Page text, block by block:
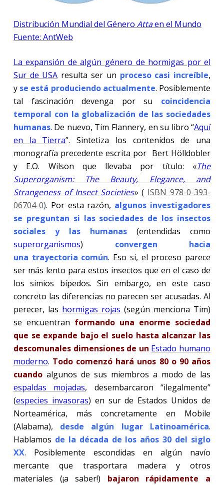
Distribución Mundial del Género Attaen el Mundo
Fuente: AntWeb
La expansión de algún género de hormigas por el
Sur de USA resulta ser un proceso casi increíble,
y se está produciendo actualmente. Posiblemente
tal fascinación devenga por su coincidencia
temporal con la globalización de las sociedades
humanas. De nuevo, Tim Flannery, en su libro “Aquí
en la Tierra”. Sintetiza los contenidos de una
monografía precedente escrita por Bert Hölldobler
y E.O. Wilson que llevaba por título: «The
Superorganism: The Beauty, Elegance, and
Strangeness of Insect Societies» ( ISBN 978-0-393-
06704-0). Por esta razón, algunos investigadores
se preguntan si las sociedades de los insectos
sociales y las humanas (entendidas como
superorganismos) convergen hacia
una trayectoria común. Eso si, el proceso parece
ser más lento para estos insectos que en el caso de
los simios bípedos. Sin embargo, en este caso
concreto las diferencias no parecen ser acusadas. Al
perecer, las hormigas rojas (según menciona Tim)
se encuentran formando una enorme sociedad
que se expande bajo el suelo hasta alcanzar las
descomunales dimensiones de un Estado humano
moderno. Todo comenzó hará unos 80 o 90 años
cuandoalgunos de sus miembros a modo de las
espaldas mojadas, desembarcaron “ilegalmente”
(especies invasoras) en sur de Estados Unidos de
Norteamérica, más concretamente en Mobile
(Alabama), desde algún lugar Latinoamérica.
Hablamos de la década de los años 30 del siglo
XX. Posiblemente escondidas en algún navío
mercante que trasportara madera y otros
materiales (¡a saber!) bajaron rápidamente a